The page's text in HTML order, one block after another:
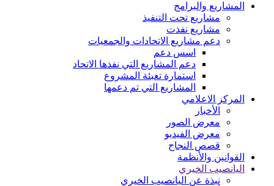
المشاريع والبرامج
مشاريع تحت التنفيذ
مشاريع نفذت
دعم مشاريع الاتحادات والجمعيات
اسس دعم
دعم المشاريع التي نفذها الاتحاد
استمارة تعبئة المشروع
المشاريع التي تم دعمها
المركز الاعلامي
الأخبار
معرض الصور
معرض الفيديو
قصص النجاح
القوانين والأنظمة
اليانصيب الخيري
نبذة عن اليانصيب الخيري